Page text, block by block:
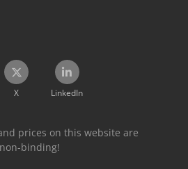
X LinkedIn
prices on this website are
binding!